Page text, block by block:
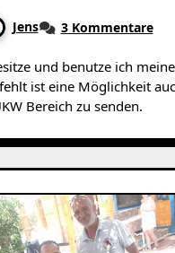
Jens 3 Kommentare
ist eine Möglichkeit
Bereich zu senden.